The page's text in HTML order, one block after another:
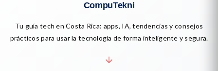
CompuTekni
Tu guía tech en Costa Rica: apps, IA, tendencias y consejos
prácticos para usar la tecnología de forma inteligente y segura.